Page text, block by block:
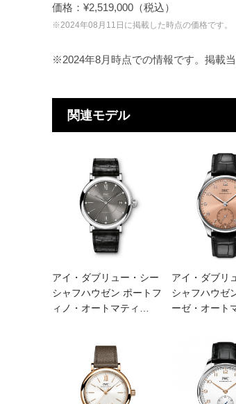
価格：¥2,519,000（税込）
※2024年08月11日に掲載した時点の価格です。
※2024年8月時点での情報です。掲載
関連モデル
アイ・ダブリュー・シー
シャフハウゼン ポートフ
ィノ・オートマティ
アイ・ダブリ
シャフハウゼ
ーゼ・オート